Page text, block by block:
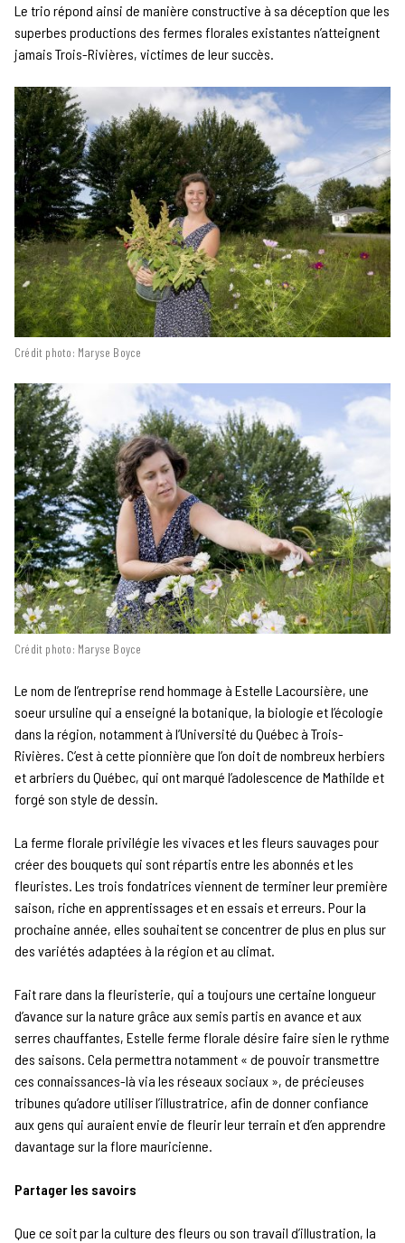
Le trio répond ainsi de manière constructive à sa déception que les
superbes productions des fermes florales existantes n’atteignent
jamais Trois-Rivières, victimes de leur succès.
Crédit photo: Maryse Boyce
Crédit photo: Maryse Boyce
Le nom de l’entreprise rend hommage à Estelle Lacoursière, une
soeur ursuline qui a enseigné la botanique, la biologie et l’écologie
dans la région, notamment à l’Université du Québec à Trois-
Rivières. C’est à cette pionnière que l’on doit de nombreux herbiers
et arbriers du Québec, qui ont marqué l’adolescence de Mathilde et
forgé son style de dessin.
La ferme florale privilégie les vivaces et les fleurs sauvages pour
créer des bouquets qui sont répartis entre les abonnés et les
fleuristes. Les trois fondatrices viennent de terminer leur première
saison, riche en apprentissages et en essais et erreurs. Pour la
prochaine année, elles souhaitent se concentrer de plus en plus sur
des variétés adaptées à la région et au climat.
Fait rare dans la fleuristerie, qui a toujours une certaine longueur
d’avance sur la nature grâce aux semis partis en avance et aux
serres chauffantes, Estelle ferme florale désire faire sien le rythme
des saisons. Cela permettra notamment « de pouvoir transmettre
ces connaissances-là via les réseaux sociaux », de précieuses
tribunes qu’adore utiliser l’illustratrice, afin de donner confiance
aux gens qui auraient envie de fleurir leur terrain et d’en apprendre
davantage sur la flore mauricienne.
Partager les savoirs
Que ce soit par la culture des fleurs ou son travail d’illustration, la